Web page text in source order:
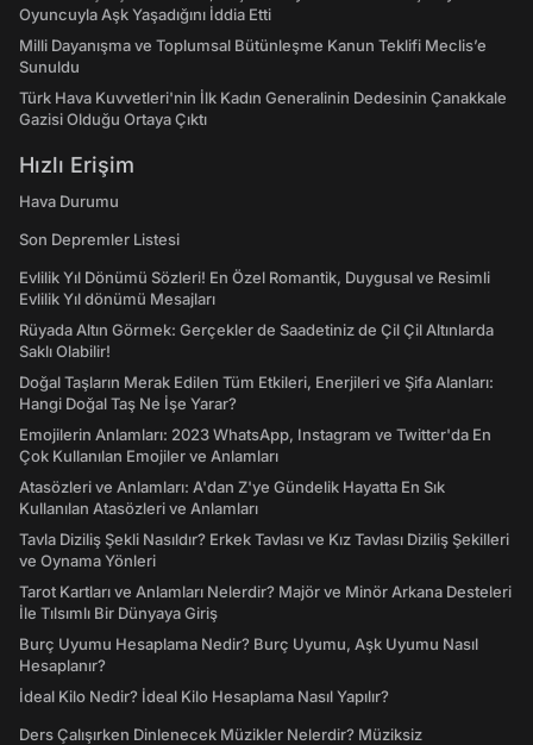
Oyuncuyla Aşk Yaşadığını İddia Etti
Milli Dayanışma ve Toplumsal Bütünleşme Kanun Teklifi Meclis’e
Sunuldu
Türk Hava Kuvvetleri'nin İlk Kadın Generalinin Dedesinin Çanakkale
Gazisi Olduğu Ortaya Çıktı
Hızlı Erişim
Hava Durumu
Son Depremler Listesi
Evlilik Yıl Dönümü Sözleri! En Özel Romantik, Duygusal ve Resimli
Evlilik Yıl dönümü Mesajları
Rüyada Altın Görmek: Gerçekler de Saadetiniz de Çil Çil Altınlarda
Saklı Olabilir!
Doğal Taşların Merak Edilen Tüm Etkileri, Enerjileri ve Şifa Alanları:
Hangi Doğal Taş Ne İşe Yarar?
Emojilerin Anlamları: 2023 WhatsApp, Instagram ve Twitter'da En
Çok Kullanılan Emojiler ve Anlamları
Atasözleri ve Anlamları: A'dan Z'ye Gündelik Hayatta En Sık
Kullanılan Atasözleri ve Anlamları
Tavla Diziliş Şekli Nasıldır? Erkek Tavlası ve Kız Tavlası Diziliş Şekilleri
ve Oynama Yönleri
Tarot Kartları ve Anlamları Nelerdir? Majör ve Minör Arkana Desteleri
İle Tılsımlı Bir Dünyaya Giriş
Burç Uyumu Hesaplama Nedir? Burç Uyumu, Aşk Uyumu Nasıl
Hesaplanır?
İdeal Kilo Nedir? İdeal Kilo Hesaplama Nasıl Yapılır?
Ders Çalışırken Dinlenecek Müzikler Nelerdir? Müziksiz